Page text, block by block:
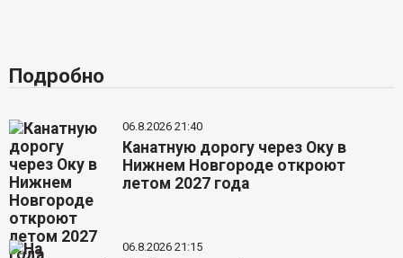
Подробно
06.8.2026 21:40
Канатную дорогу через Оку в
Нижнем Новгороде откроют
летом 2027 года
06.8.2026 21:15